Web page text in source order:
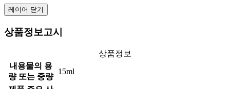
레이어 닫기
상품정보고시
상품정보
내용물의 용
량 또는 중량
15ml